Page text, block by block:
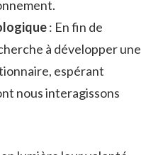
: En fin de
à développer une
espérant
nous interagissons